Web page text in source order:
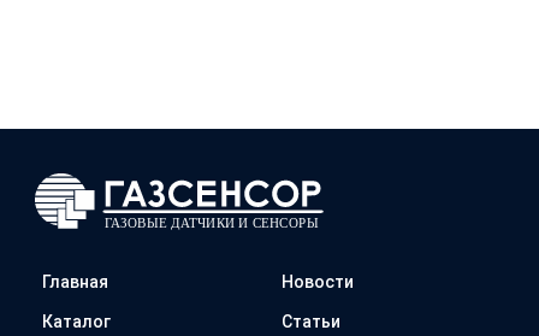
Главная
Каталог
Новости
Статьи